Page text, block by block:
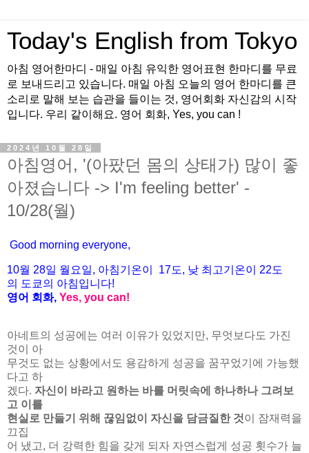
Today's English from Tokyo
아침 영어한마디 - 매일 아침 유익한 영어표현 한마디를 무료
로 보내드리고 있습니다. 매일 아침 오늘의 영어 한마디를 큰
소리로 말해 보는 습관을 들이는 것, 영어회화 자신감의 시작
입니다. 우리 같이해요. 영어 회화, Yes, you can !
2024년 10월 28일
아침영어, '(아팠던 몸의 상태가) 많이 좋
아졌습니다 -> I'm feeling better' -
10/28(월)
Good morning everyone,
10월 28일 월 요일, 아침기온이 17도, 낮 최고기온이
22도
의 도쿄의 아침입니다!
영어 회화, Yes, you can!
아네트의 성공에는 여러 이유가 있었지만, 무엇보다도 가진
것이 아
무것도 없는 상황에서도 용감하게 성공을 꿈꾸었기에 가능했
다고 하
겠다. 자신이 바라고 원하는 바를 머릿속에 하나하나 그려보
고 이를
현실로 만들기 위해 끊임없이 자신을 담금질한 것이 잠재력을
끄집
어 냈고, 더 강력한 힘을 갖게 되자 자연스럽게 성공 횟수가 늘